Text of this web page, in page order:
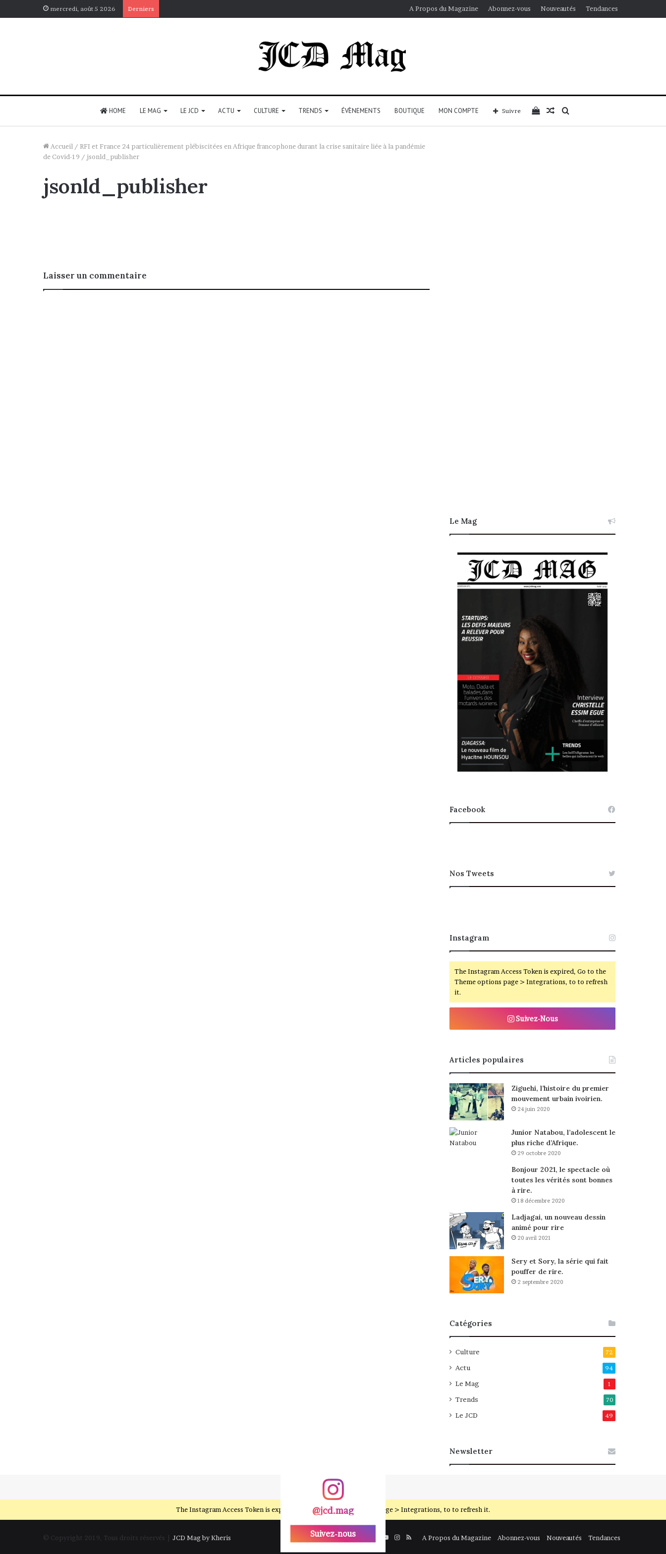
mercredi, août 5 2026 Derniers A Propos du Magazine Abonnez-vous Nouveautés Tendances
HOME LE MAG LE JCD ACTU CULTURE TRENDS ÉVÈNEMENTS BOUTIQUE MON COMPTE Rechercher
Article
Voir
Suivre
Accueil / RFI et France 24 particulièrement plébiscitées en Afrique francophone durant la crise sanitaire liée à la pandémie
de Covid-19 / jsonld_publisher
jsonld_publisher
Laisser un commentaire
Le Mag
Facebook
Nos Tweets
Instagram
The Instagram Access Token is expired, Go to the
Theme options page > Integrations, to to refresh
it.
Suivez-Nous
Articles populaires
Ziguehi, l’histoire du premier
mouvement urbain ivoirien.
24 juin 2020
Junior Natabou, l’adolescent le
plus riche d’Afrique.
29 octobre 2020
Bonjour 2021, le spectacle où
toutes les vérités sont bonnes
à rire.
18 décembre 2020
Ladjagai, un nouveau dessin
animé pour rire
20 avril 2021
Sery et Sory, la série qui fait
pouffer de rire.
2 septembre 2020
Catégories
Culture 72
Actu 94
Le Mag 1
Trends 70
Le JCD 49
Newsletter
@jcd.mag
Suivez-nous
The Instagram Access Token is expired, Go to the Theme options page > Integrations, to to refresh it.
© Copyright 2019, Tous droits réservés | JCD Mag by Kheris A Propos du Magazine Abonnez-vous Nouveautés Tendances
FacebookTwitterLinkedin
YouTubeInstagram
RSS